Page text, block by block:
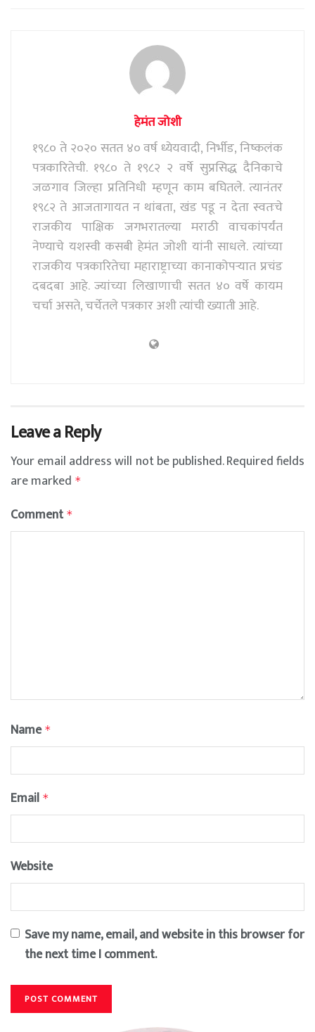
हेमंत जोशी
१९८० ते २०२० सतत ४० वर्ष ध्येयवादी, निर्भीड, निष्कलंक
पत्रकारितेची. १९८० ते १९८२ २ वर्षे सुप्रसिद्ध दैनिकाचे
जळगाव जिल्हा प्रतिनिधी म्हणून काम बघितले. त्यानंतर
१९८२ ते आजतागायत न थांबता, खंड पडू न देता स्वतःचे
राजकीय पाक्षिक जगभरातल्या मराठी वाचकांपर्यंत
नेण्याचे यशस्वी कसबी हेमंत जोशी यांनी साधले. त्यांच्या
राजकीय पत्रकारितेचा महाराष्ट्राच्या कानाकोपऱ्यात प्रचंड
दबदबा आहे. ज्यांच्या लिखाणाची सतत ४० वर्षे कायम
चर्चा असते, चर्चेतले पत्रकार अशी त्यांची ख्याती आहे.
Leave a Reply
Your email address will not be published.Required fields
are marked *
Comment *
Name *
Email *
Website
Save my name, email, and website in this browser for
the next time I comment.